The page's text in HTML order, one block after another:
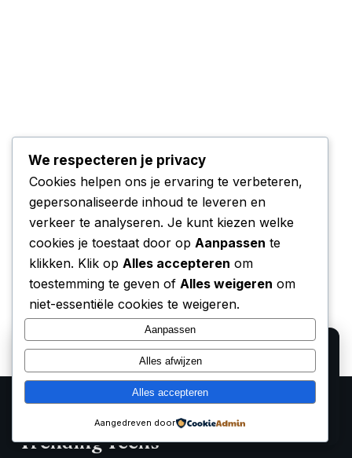
Trending Techs
We gebruiken cookies voor analyse en om onze
affiliate partners (Bol.com, Amazon) hun verkopen te
laten meten. Lees onsprivacy beleid.
Alleen functioneel
We respecteren je privacy
Cookies helpen ons je ervaring te verbeteren,
gepersonaliseerde inhoud te leveren en
verkeer te analyseren. Je kunt kiezen welke
cookies je toestaat door op Aanpassen te
klikken. Klik op Alles accepteren om
toestemming te geven of Alles weigeren om
niet-essentiële cookies te weigeren.
Aanpassen
Alles afwijzen
Alles accepteren
Aangedreven door